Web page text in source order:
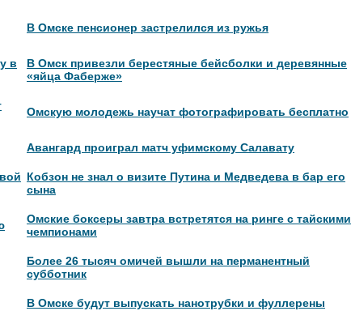
В Омске пенсионер застрелился из ружья
в
В Омск привезли берестяные бейсболки и деревянные
«яйца Фаберже»
Омскую молодежь научат фотографировать бесплатно
Авангард проиграл матч уфимскому Салавату
Кобзон не знал о визите Путина и Медведева в бар его
сына
Омские боксеры завтра встретятся на ринге с тайскими
чемпионами
Более 26 тысяч омичей вышли на перманентный
субботник
В Омске будут выпускать нанотрубки и фуллерены